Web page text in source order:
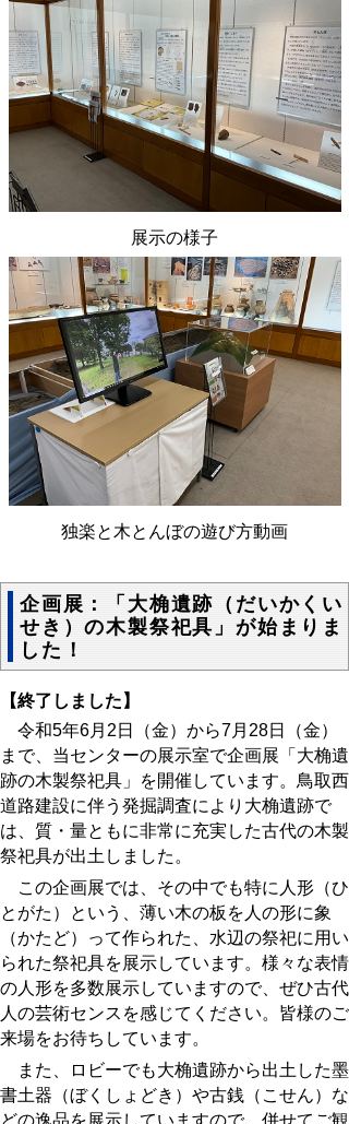
展示の様子
独楽と木とんぼの遊び方動画
企画展：「大桷遺跡（だいかくい
せき）の木製祭祀具」が始まりま
した！
【終了しました】
令和5年6月2日（金）から7月28日（金）
まで、当センターの展示室で企画展「 大桷遺
跡の木製祭祀具 」を開催しています。 鳥取西
道路建設に伴う発掘調査により大桷遺跡で
は、質・量ともに非常に充実した古代の木製
祭祀具が出土しました。
この企画展では、その中でも特に人形（ひ
とがた）という、薄い木の板を人の形に象
（かたど）って作られた、水辺の祭祀に用い
られた祭祀具を展示しています。様々な表情
の人形を多数展示していますので、ぜひ古代
人の芸術センスを感じてください。皆様のご
来場をお待ちしています。
また、ロビーでも大桷遺跡から出土した墨
書土器（ぼくしょどき）や古銭（こせん）な
どの逸品を展示していますので、併せてご観